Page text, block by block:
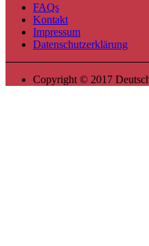
FAQs
Kontakt
Impressum
Datenschutzerklärung
Copyright © 2017